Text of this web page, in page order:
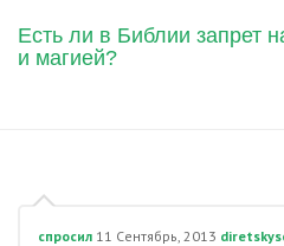
Есть ли в Библии запрет
и магией?
спросил 11 Сентябрь, 2013